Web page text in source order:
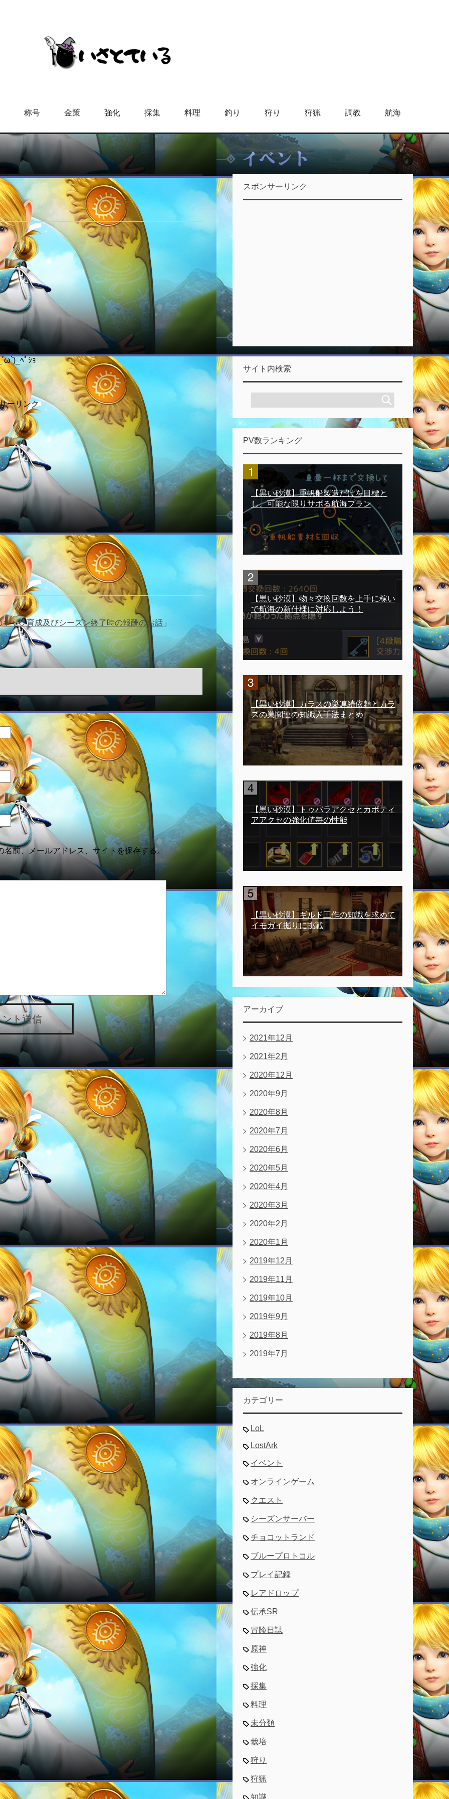
称号 金策 強化 採集 料理 釣り 狩り 狩猟 調教 航海
ﾍﾟｼｮ
ーリンク
ャラ育成及びシーズン終了時の報酬のお話 」
前、メールアドレス、サイトを保存する。
ト送信
スポンサーリンク
サイト内検索
PV数ランキング
【黒い砂漠】重帆船製造だけを目標と
し、可能な限りサボる航海プラン
【黒い砂漠】物々交換回数を上手に稼い
で航海の新仕様に対応しよう！
【黒い砂漠】カラスの巣連続依頼とカラ
スの巣関連の知識入手法まとめ
【黒い砂漠】トゥバラアクセとカポティ
アアクセの強化値毎の性能
【黒い砂漠】ギルド工作の知識を求めて
イモガイ掘りに挑戦
アーカイブ
2021年12月
2021年2月
2020年12月
2020年9月
2020年8月
2020年7月
2020年6月
2020年5月
2020年4月
2020年3月
2020年2月
2020年1月
2019年12月
2019年11月
2019年10月
2019年9月
2019年8月
2019年7月
カテゴリー
LoL
LostArk
イベント
オンラインゲーム
クエスト
シーズンサーバー
チョコットランド
ブループロトコル
プレイ記録
レアドロップ
伝承SR
冒険日誌
原神
強化
採集
料理
未分類
栽培
狩り
狩猟
知識